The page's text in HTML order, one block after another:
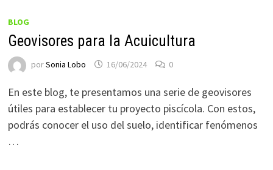
BLOG
Geovisores para la Acuicultura
porSonia Lobo 16/06/2024 0
En este blog, te presentamos una serie de geovisores
útiles para establecer tu proyecto piscícola. Con estos,
podrás conocer el uso del suelo, identificar fenómenos
…